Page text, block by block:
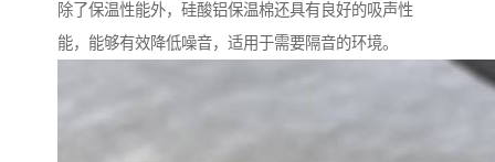
除了保温性能外，硅酸铝保温棉还具有良好的吸声性
能，能够有效降低噪音，适用于需要隔音的环境。